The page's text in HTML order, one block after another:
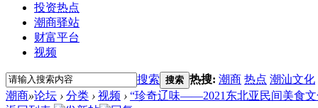
投资热点
潮商驿站
财富平台
视频
搜索 搜索 热搜: 潮商 热点 潮汕文化
潮商»论坛 › 分类 › 视频 › “珍奇辽味——2021东北亚民间美食文